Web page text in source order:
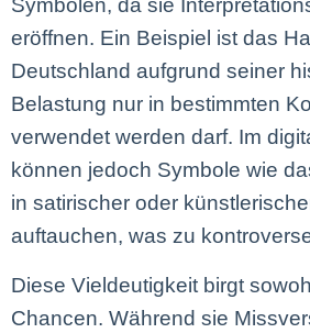
Symbolen, da sie
eröffnen. Ein Beispiel ist das
Deutschland aufgrund seiner
Belastung nur in bestimmten
verwendet werden darf. Im
können jedoch Symbole wie
in satirischer oder
auftauchen, was zu
Diese Vieldeutigkeit birgt
Chancen. Während sie